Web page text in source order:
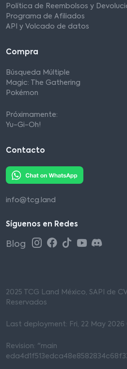
Política de Reembolsos y
Programa de Afiliados
API y Volcado de datos
Compra
Búsqueda Múltiple
Magic: The Gathering
Pokémon
Próximamente:
Yu-Gi-Oh!
Contacto
info@tcg.land
Síguenos en Redes
Blog
2025 TCG Land México, SAPI de
Reservados
Last deployment: Fri, 22 May
Revision: "main